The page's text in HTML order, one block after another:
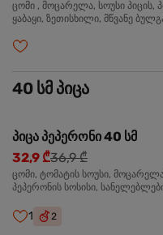
ცომი , მოცარელა, სოუსი პიცის, პომიდორი ,
ყაბაყი, ზეთისხილი, მწვანე
40 სმ პიცა
პიცა პეპერონი 40 სმ
32,9 ₾36,9 ₾
ცომი, ტომატის სოუსი,
პეპერონის სოსისი,
1 2